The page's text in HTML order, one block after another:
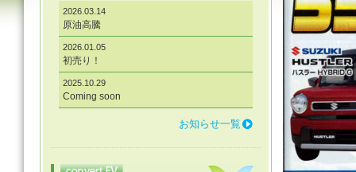
2026.03.14
原油高騰
2026.01.05
初売り！
2025.10.29
Coming soon
お知らせ一覧